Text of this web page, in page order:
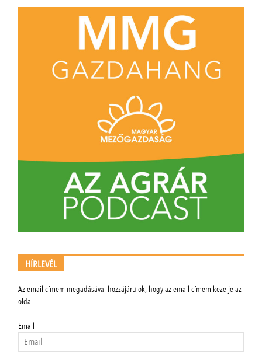
HÍRLEVÉL
Az email címem megadásával hozzájárulok, hogy az email címem kezelje az
oldal.
Email